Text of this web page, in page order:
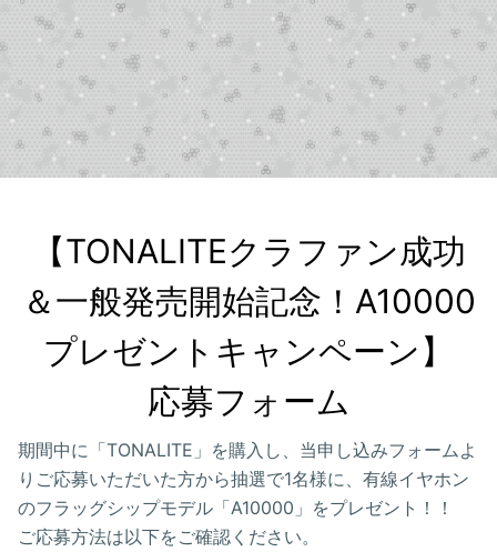
【TONALITEクラファン成功
＆一般発売開始記念！A10000
プレゼントキャンペーン】
応募フォーム
期間中に「TONALITE」を購入し、当申し込みフォームよ
りご応募いただいた方から抽選で1名様に、有線イヤホン
のフラッグシップモデル「A10000」をプレゼント！！
ご応募方法は以下をご確認ください。